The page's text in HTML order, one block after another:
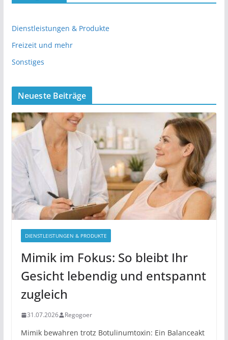
Dienstleistungen & Produkte
Freizeit und mehr
Sonstiges
Neueste Beiträge
DIENSTLEISTUNGEN & PRODUKTE
Mimik im Fokus: So bleibt Ihr
Gesicht lebendig und entspannt
zugleich
31.07.2026 Regogoer
Mimik bewahren trotz Botulinumtoxin: Ein Balanceakt